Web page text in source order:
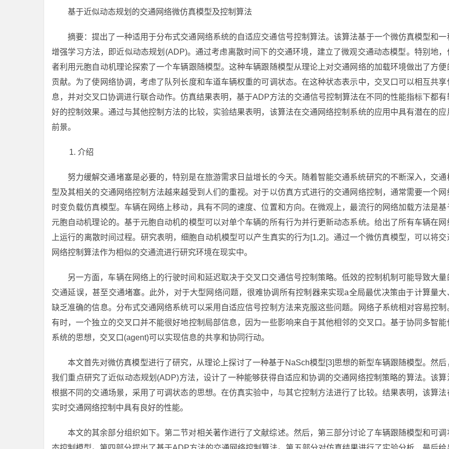
基于近似动态规划的交通网络微仿真模型及控制算法
摘要：提出了一种适用于分布式交通网络系统的自适应交通信号控制算法。该算法基于一个微仿真模型和一
增强学习方法，即近似动态规划(ADP)。通过考虑离散时间下的交通环境，建立了微观交通动态模型。特别地，
者利用元胞自动机理论探索了一个车辆跟随模型。这种车辆跟随模型从理论上对交通网络的加载环境做出了方便
贡献。为了使网络协调，考虑了队列长度和车道车辆权重的可调状态。在这种状态表示中，交叉口可以相互共享
息，并对交叉口协调进行联合动作。仿真结果表明，基于ADP方法的交通信号控制算法在不同的性能指标下都有
好的控制效果。通过与其他控制方法的比较，实验结果表明，该算法在交通网络控制系统的应用中具有潜在的应
前景。
介绍
努力缓解交通堵塞是必要的，特别是在旅游需求日益增长的今天。随着智能交通系统研究的不断深入，交通
型及其相关的交通网络控制方法越来越受到人们的重视。对于以仿真方式进行的交通网络控制，通常需要一个网
时变负载仿真模型。车辆在网络上移动，具有不同的速度、位置和方向。在微观上，最流行的网络加载方法是基
元胞自动机理论的。基于元胞自动机的模型可以对单个车辆的所有行为并行更新动态系统。给出了所有车辆在网
上运行的离散时间过程。研究表明，细胞自动机模型可以产生真实的行为[1,2]。通过一个微仿真模型，可以将交
网络控制算法作为相似的交通流进行研究环境在现实中。
另一方面，车辆在网络上的行驶时间和延迟取决于交叉口交通信号控制策略。低效的控制机制可能导致大量
交通延误，甚至交通堵塞。此外，对于大型网络问题，很难协调所有控制器来实现a全局最优决策由于计算量大
缺乏准确的信息。分布式交通网络系统可以采用自适应信号控制方法来克服这些问题。网络子系统相对容易控制
有时，一个独立的交叉口并不能很好地控制局部信息，因为一些影响来自于其他相邻的交叉口。基于协同多智能
系统的思想，交叉口(agent)可以实现信息的共享和协同行动。
本文首先对微仿真模型进行了研究，从理论上探讨了一种基于NaSch模型[3]思想的新型车辆跟随模型。然后
我们重点研究了近似动态规划(ADP)方法，设计了一种能够获得自适应和协调的交通网络控制策略的算法。该算
根据不同的交通场景，采用了可调状态的思想。在仿真实验中，与其它控制方法进行了比较。结果表明，该算法
实时交通网络控制中具有良好的性能。
本文的其余部分组织如下。第二节对相关著作进行了文献综述。然后，第三部分讨论了车辆跟随模型和可调